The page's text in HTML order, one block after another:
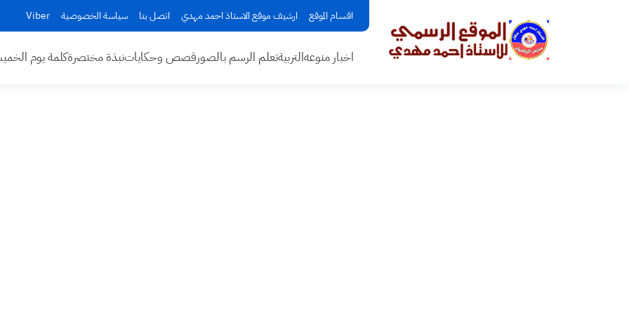
اقسام الموقع ارشيف موقع الاستاذ احمد مهدي اتصل بنا سياسة الخصوصية Viber
اخبار منوعهالتربيةتعلم الرسم بالصورقصص وحكاياتنبذة مختصرةكلمة يوم